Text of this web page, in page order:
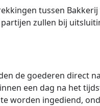
tussen
zullen bij
de goederen direct
een dag na het
worden ingediend,